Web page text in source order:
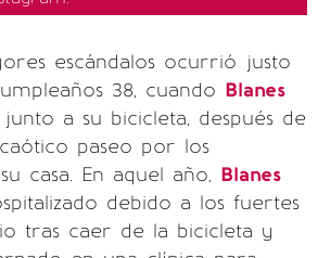
escándalos ocurrió justo
38, cuando Blanes
a su bicicleta, después de
paseo por los
casa. En aquel año, Blanes
debido a los fuertes
tras caer de la bicicleta y